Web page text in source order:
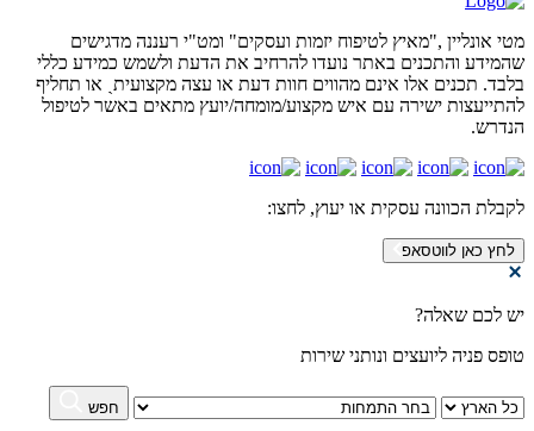
מטי אונליין ,"מאיץ לטיפוח יזמות ועסקים" ומט"י רעננה מדגישים
שהמידע והתכנים באתר נועדו להרחיב את הדעת ולשמש כמידע כללי
בלבד. תכנים אלו אינם מהווים חוות דעת או עצה מקצועיתˎ או תחליף
להתייעצות ישירה עם איש מקצוע/מומחה/יועץ מתאים באשר לטיפול
הנדרש.
לקבלת הכוונה עסקית או יעוץ, לחצו:
לחץ כאן לווטסאפ
יש לכם שאלה?
טופס פניה ליועצים ונותני שירות
חפש